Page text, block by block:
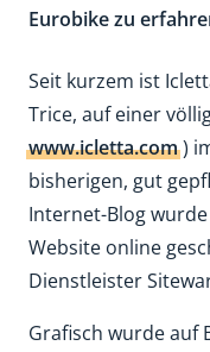
Eurobike zu
Seit kurzem ist
Trice, auf einer
www.icletta.com)
bisherigen, gut
Internet-Blog
Website online
Dienstleister
Grafisch wurde auf